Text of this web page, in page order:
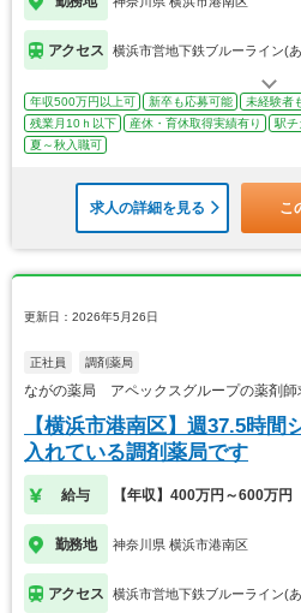
アクセス 横浜市営地下鉄ブルーライン(
年収500万円以上可 新卒も応募可能 未経験者
残業月10ｈ以下
産休・育休取得実績有り 駅チ
夏～秋入職可
求人の詳細を見る こ
更新日：2026年5月26日
正社員 調剤薬局
ながの薬局 アペックスグループの薬剤師
【横浜市港南区】週37.5時間
入れている調剤薬局です
給与 【年収】400万円～600万円
勤務地 神奈川県 横浜市港南区
アクセス 横浜市営地下鉄ブルーライン(